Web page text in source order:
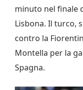
minuto nel finale
Lisbona. Il turco,
contro la
Montella per la
Spagna.